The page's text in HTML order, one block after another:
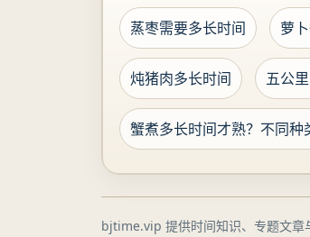
蒸枣需要多长时间 萝
炖猪肉多长时间 五公
蟹煮多长时间才熟？不同种
bjtime.vip 提供时间知识、专题文章